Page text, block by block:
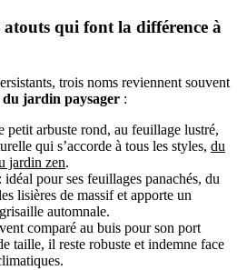
qui font la différence à
trois noms reviennent souvent
jardin paysager :
petit arbuste rond, au feuillage lustré,
qui s’accorde à tous les styles, du
jardin zen.
: idéal pour ses feuillages panachés, du
lisières de massif et apporte un
automnale.
comparé au buis pour son port
taille, il reste robuste et indemne face